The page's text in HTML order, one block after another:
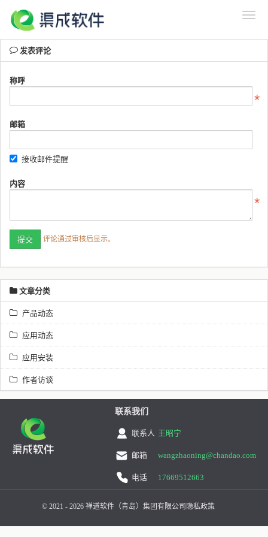
发表评论
称呼
邮箱
接收邮件提醒
内容
评论通过审核后显示。
文章分类
产品动态
应用动态
应用安装
作者访谈
联系我们
联系人 王昭宁
邮箱 wangzhaoning@chandao.com
电话 17669512663
© 2021 - 2026 禅道软件（青岛）集团有限公司 隐私政策